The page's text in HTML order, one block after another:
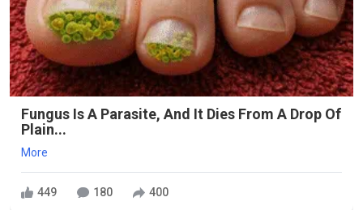
Fungus Is A Parasite, And It Dies From A Drop Of
Plain...
More
449 180 400